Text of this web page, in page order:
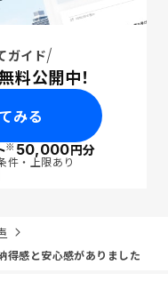
ガイド
料公開中！
みる
※50,000円分
件・上限あり
得感と安心感がありました